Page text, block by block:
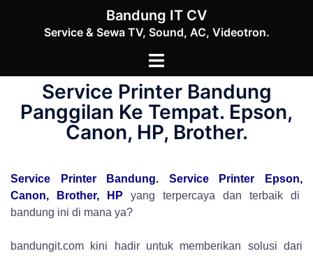
Bandung IT CV
Service & Sewa TV, Sound, AC, Videotron.
Toggle
Service Printer Bandung
Panggilan Ke Tempat. Epson,
Canon, HP, Brother.
Service Printer Bandung. Service Printer Epson,
Canon, Brother, HP yang terpercaya dan terbaik di
bandung ini di mana ya?
bandungit.com kini hadir untuk memberikan solusi dari